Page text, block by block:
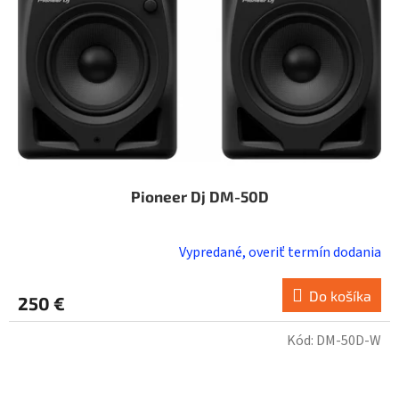
Pioneer Dj DM-50D
Vypredané, overiť termín dodania
250 € Do košíka
Kód: DM-50D-W